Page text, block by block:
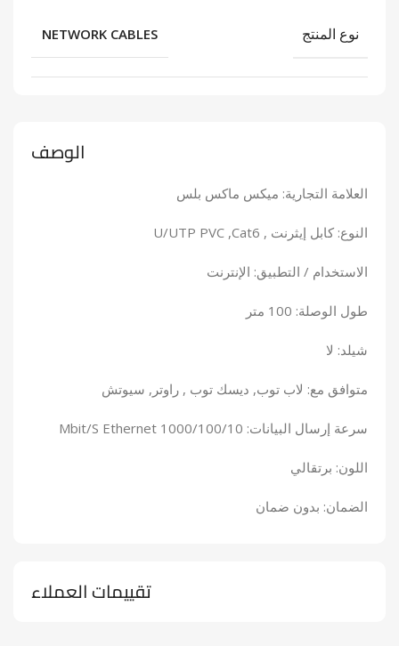
الوصف
العلامة التجارية: ميكس ماكس بلس
النوع: كابل إيثرنت , U/UTP PVC ,Cat6
الاستخدام / التطبيق: الإنترنت
طول الوصلة: 100 متر
شيلد: لا
متوافق مع: لاب توب, ديسك توب , راوتر, سيوتش
سرعة إرسال البيانات: 1000/100/10 Mbit/S Ethernet
اللون: برتقالي
الضمان: بدون ضمان
نوع المنتج NETWORK CABLES
تقييمات العملاء